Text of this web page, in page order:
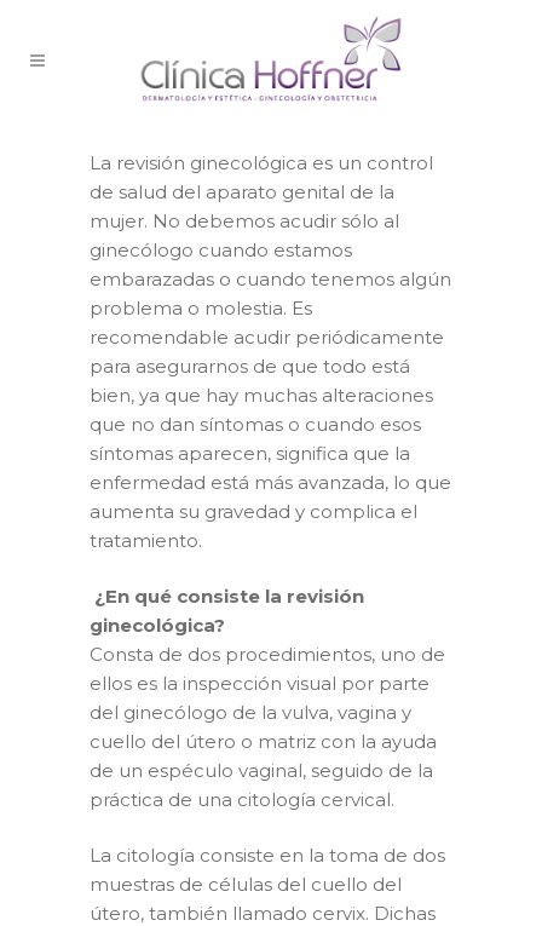
La revisión ginecológica es un control
de salud del aparato genital de la
mujer. No debemos acudir sólo al
ginecólogo cuando estamos
embarazadas o cuando tenemos algún
problema o molestia. Es
recomendable acudir periódicamente
para asegurarnos de que todo está
bien, ya que hay muchas alteraciones
que no dan síntomas o cuando esos
síntomas aparecen, significa que la
enfermedad está más avanzada, lo que
aumenta su gravedad y complica el
tratamiento.
¿En qué consiste la revisión
ginecológica?
Consta de dos procedimientos, uno de
ellos es la inspección visual por parte
del ginecólogo de la vulva, vagina y
cuello del útero o matriz con la ayuda
de un espéculo vaginal, seguido de la
práctica de una citología cervical.
La citología consiste en la toma de dos
muestras de células del cuello del
útero, también llamado cervix. Dichas